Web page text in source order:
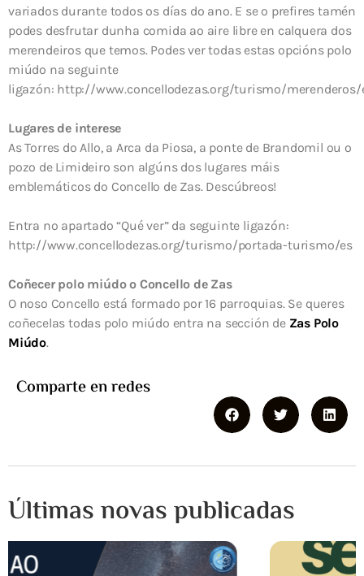
variados durante todos os días do ano. E se o prefires tamén
podes desfrutar dunha comida ao aire libre en calquera dos
merendeiros que temos. Podes ver todas estas opcións polo
miúdo na seguinte
ligazón: http://www.concellodezas.org/turismo/merenderos/
Lugares de interese
As Torres do Allo, a Arca da Piosa, a ponte de Brandomil ou o
pozo de Limideiro son algúns dos lugares máis
emblemáticos do Concello de Zas. Descúbreos!
Entra no apartado “Qué ver” da seguinte ligazón:
http://www.concellodezas.org/turismo/portada-turismo/es
Coñecer polo miúdo o Concello de Zas
O noso Concello está formado por 16 parroquias. Se queres
coñecelas todas polo miúdo entra na sección de Zas Polo
Miúdo.
Comparte en redes
Últimas novas publicadas